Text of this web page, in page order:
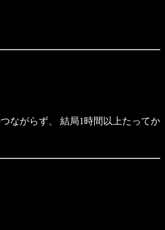
ながらず、 結局1時間以上たってか